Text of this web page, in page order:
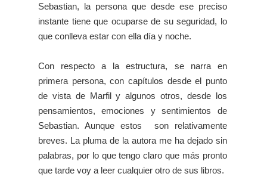
Sebastian, la persona que desde ese preciso
instante tiene que ocuparse de su seguridad, lo
que conlleva estar con ella día y noche.
Con respecto a la estructura, se narra en
primera persona, con capítulos desde el punto
de vista de Marfil y algunos otros, desde los
pensamientos, emociones y sentimientos de
Sebastian. Aunque estos son relativamente
breves. La pluma de la autora me ha dejado sin
palabras, por lo que tengo claro que más pronto
que tarde voy a leer cualquier otro de sus libros.